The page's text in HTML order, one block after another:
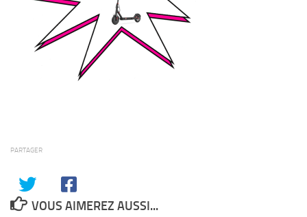
PARTAGER
VOUS AIMEREZ AUSSI...